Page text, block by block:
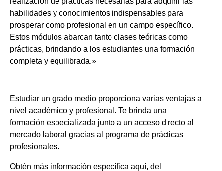
habilidades y conocimientos indispensables para
prosperar como profesional en un campo específico.
Estos módulos abarcan tanto clases teóricas como
prácticas, brindando a los estudiantes una formación
completa y equilibrada.»
Estudiar un grado medio proporciona varias ventajas a
nivel académico y profesional. Te brinda una
formación especializada junto a un acceso directo al
mercado laboral gracias al programa de prácticas
profesionales.
Obtén más información específica aquí, del